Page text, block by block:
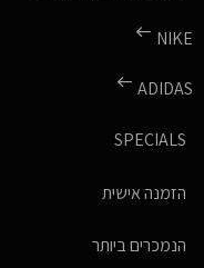
NIKE
ADIDAS
SPECIALS
הזמנה אישית
הנמכרים ביותר